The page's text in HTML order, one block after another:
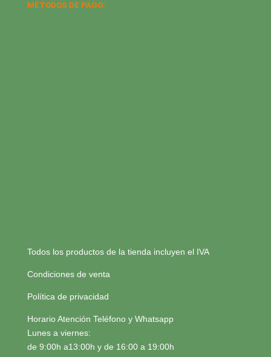
MÉTODOS DE PAGO:
Todos los productos de la tienda incluyen el IVA
Condiciones de venta
Política de privacidad
Horario Atención Teléfono y Whatsapp
Lunes a viernes:
de 9:00h a13:00h y de 16:00 a 19:00h